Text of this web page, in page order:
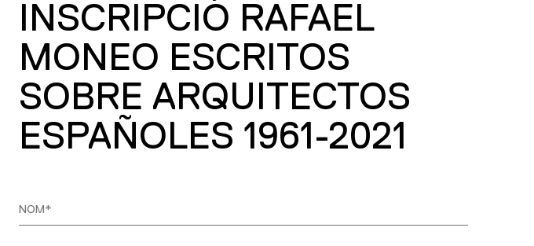
INSCRIPCIÓ RAFAEL
MONEO ESCRITOS
SOBRE ARQUITECTOS
ESPAÑOLES 1961-2021